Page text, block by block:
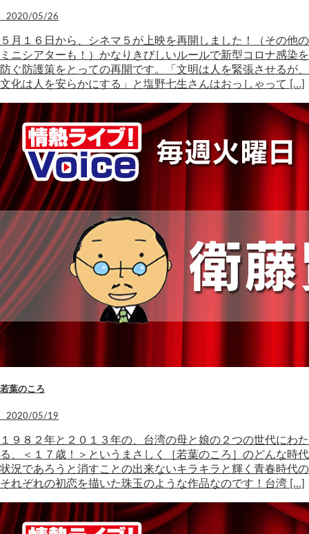
2020/05/26
５月１６日から、シネマ５が上映を再開しました！（その他の
ミニシアターも！）かなりきびしいルールで新型コロナ感染を
防ぐ防護策をとっての再開です。「文明は人を緊張させるが、
文化は人を安らかにする」と塩野七生さんはおっしゃって […]
若葉のころ
2020/05/19
１９８２年と２０１３年の、台湾の母と娘の２つの世代にわた
る、＜１７歳！＞というまさしく［若葉のころ］のどんな時代
状況であろうと消すことの出来ないキラキラと輝く青春時代の
それぞれの初恋を描いた珠玉のような作品なのです！台湾 […]